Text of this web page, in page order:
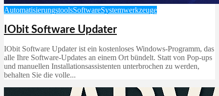
AutomatisierungstoolsSoftwareSystemwerkzeuge
IObit Software Updater
IObit Software Updater ist ein kostenloses Windows-Programm, das
alle Ihre Software-Updates an einem Ort bündelt. Statt von Pop-ups
und manuellen Installationsassistenten unterbrochen zu werden,
behalten Sie die volle...